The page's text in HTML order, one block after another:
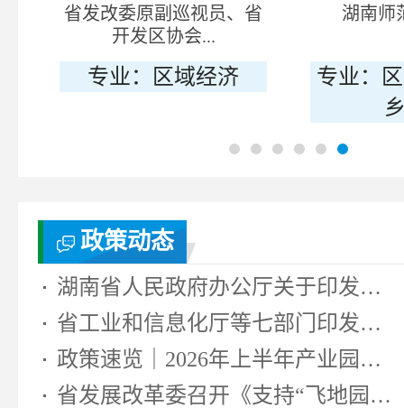
省发改委原副巡视员、省
开发区协会...
专业：区域经济
湖南师
专业：
政策动态
湖南省人民政府办公厅关于印发《湖...
省工业和信息化厅等七部门印发《湖...
政策速览｜2026年上半年产业园区相...
省发展改革委召开《支持“飞地园区...